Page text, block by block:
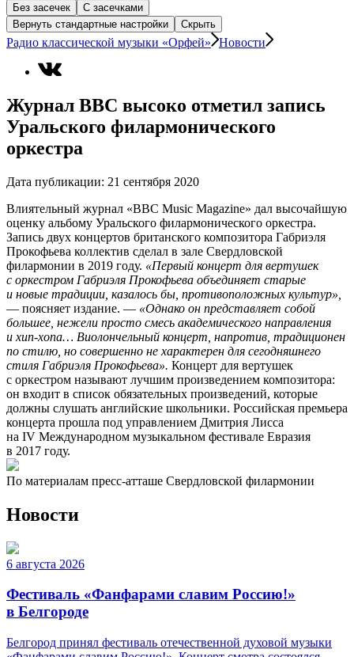
Без засечек
С засечками
Вернуть стандартные настройки
Скрыть
Радио классической музыки «Орфей» Новости
Журнал ВВС высоко отметил запись
Уральского филармонического
оркестра
Дата публикации: 21 сентября 2020
Влиятельный журнал «BBC Music Magazine» дал высочайшую
оценку альбому Уральского филармонического оркестра.
Запись двух концертов британского композитора Габриэля
Прокофьева коллектив сделал в зале Свердловской
филармонии в 2019 году. «Первый концерт для вертушек
с оркестром Габриэля Прокофьева объединяет старые
и новые традиции, казалось бы, противоположных культур»,
— поясняет издание. — «Однако он представляет собой
большее, нежели просто смесь академического направления
и хип-хопа… Виолончельный концерт, напротив, традиционен
по стилю, но совершенно не характерен для сегодняшнего
стиля Габриэля Прокофьева». Концерт для вертушек
с оркестром называют лучшим произведением композитора:
он входит в список обязательных произведений, которые
должны слушать английские школьники. Российская премьера
концерта прошла под управлением Дмитрия Лисса
на IV Международном музыкальном фестивале Евразия
в 2017 году.
По материалам пресс-атташе Свердловской филармонии
Новости
6 августа 2026
Фестиваль «Фанфарами славим Россию!»
в Белгороде
Белгород принял фестиваль отечественной духовой музыки